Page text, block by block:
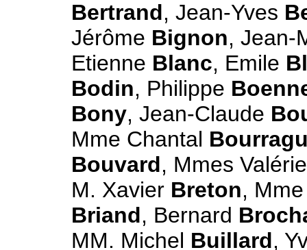
Bertrand, Jean-Yves
Jérôme Bignon, Jean-
Etienne Blanc, Emile
Bodin, Philippe
Bony, Jean-Claude
Mme Chantal
Bouvard, Mmes
M. Xavier Breton,
Briand, Bernard
MM. Michel Buillard,